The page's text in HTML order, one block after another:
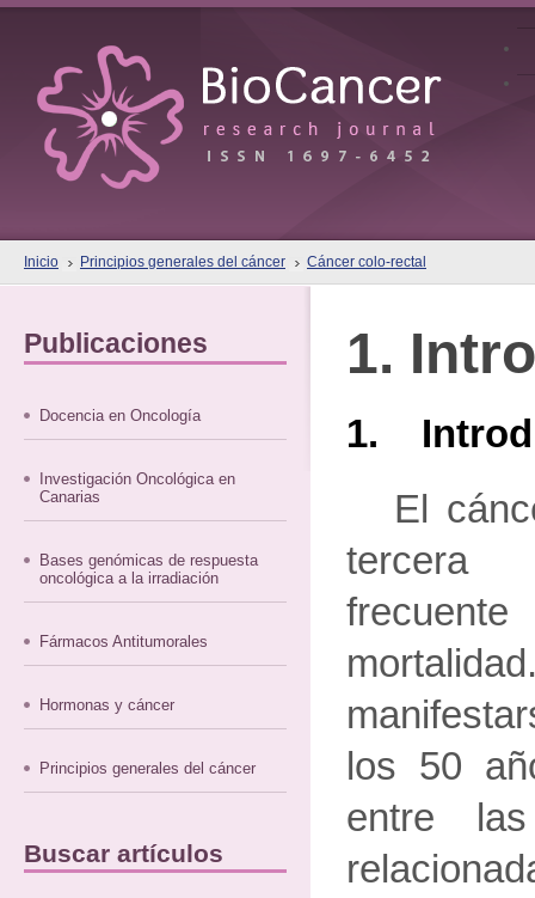
Inicio Principios generales del cáncer Cáncer colo-rectal
Publicaciones
Docencia en Oncología
Investigación Oncológica en
Canarias
Bases genómicas de respuesta
oncológica a la irradiación
Fármacos Antitumorales
Hormonas y cáncer
Principios generales del cáncer
Buscar artículos
1.
1.
El
tercera
los 50
entre